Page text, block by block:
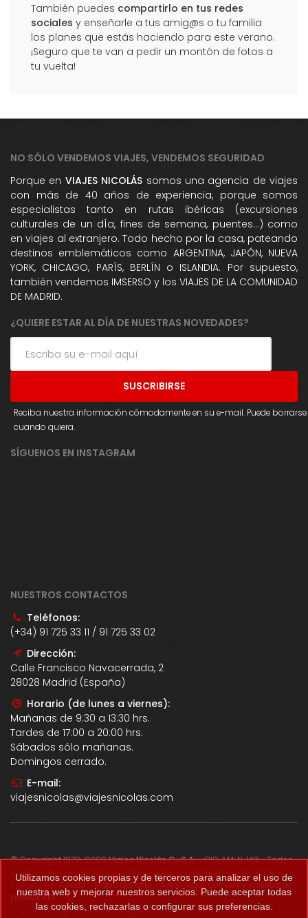
También puedes compartirlo en tus redes
sociales y enseñarle a tus amig@s o tu familia
los planes que estás haciendo para este verano.
¡Seguro que te van a pedir un montón de fotos a
tu vuelta!
NO SÓLO VENDEMOS VIAJES, VENDEMOS SEGURIDAD
Porque en VIAJES NICOLÁS somos una agencia de viajes
con más de 40 años de experiencia, porque somos
especialistas tanto en rutas ibéricas (excursiones
culturales de un dÍa, fines de semana, puentes...) como
en viajes al extranjero. Todo hecho por la casa, pateando
destinos emblemáticos como ARGENTINA, JAPÓN, NUEVA
YORK, CHICAGO, PARÍS, BERLÍN o ISLANDIA. Por supuesto,
también vendemos IMSERSO y los VIAJES DE LA COMUNIDAD
DE MADRID.
¿QUIERE ESTAR AL DÍA DE NUESTRAS NOVEDADES?
Reciba nuestra información cómodamente en su e-mail. Puede borrarse
cuando quiera.
SÍGUENOS EN INSTAGRAM
NUESTROS CONTACTOS
Teléfonos:
(+34) 91 725 33 11 / 91 725 33 02
Dirección:
Calle Francisco Navacerrada, 2
28028 Madrid (España)
Horario (de lunes a viernes):
Mañanas de 9:30 a 13:30 hrs.
Tardes de 17:00 a 20:00 hrs.
Sábados sólo mañanas.
Domingos cerrado.
E-mail:
viajesnicolas@viajesnicolas.com
© Copyright 1979-2026Viajes Nicolás G., S.A.- CIC-MA N. 143 - Todos
los derechos reservados. Todos los precios correctos salvo error
tipográfico. Ayuda-Mapa del sitio -Aviso legal, cookies y política de
privacidad.
Utilizamos cookies propias y de terceros para analizar el uso de
nuestra web y mejorar nuestros servicios. Puede aceptar todas
las cookies, rechazarlas o configurar sus preferencias.